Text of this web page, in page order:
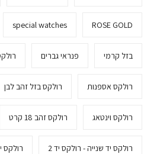
ROSE GOLD
special watches
בזל קרמי פנראי גברים רולקס
רולקס אספנות רולקס בזל זהב לבן
רולקס וינטאג רולקס זהב 18 קרט
רולקס יד שנייה - רולקס יד 2 רולקס